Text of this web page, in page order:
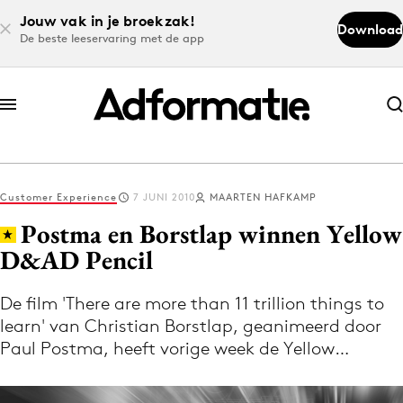
Jouw vak in je broekzak!
De beste leeservaring met de app
Download
Abonneer nu
Abonneer nu
Log in
Volg het laatste nieuws via de Adformatie
Nieuws app
Customer Experience 7 JUNI 2010 MAARTEN HAFKAMP
Postma en Borstlap winnen Yellow
D&AD Pencil
De film 'There are more than 11 trillion things to
learn' van Christian Borstlap, geanimeerd door
Paul Postma, heeft vorige week de Yellow…